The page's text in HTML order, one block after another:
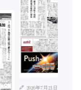
2026年7月21日